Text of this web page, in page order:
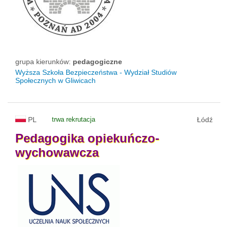
grupa kierunków: pedagogiczne
Wyższa Szkoła Bezpieczeństwa - Wydział Studiów
Społecznych w Gliwicach
PL trwa rekrutacja Łódź
Pedagogika opiekuńczo-
wychowawcza